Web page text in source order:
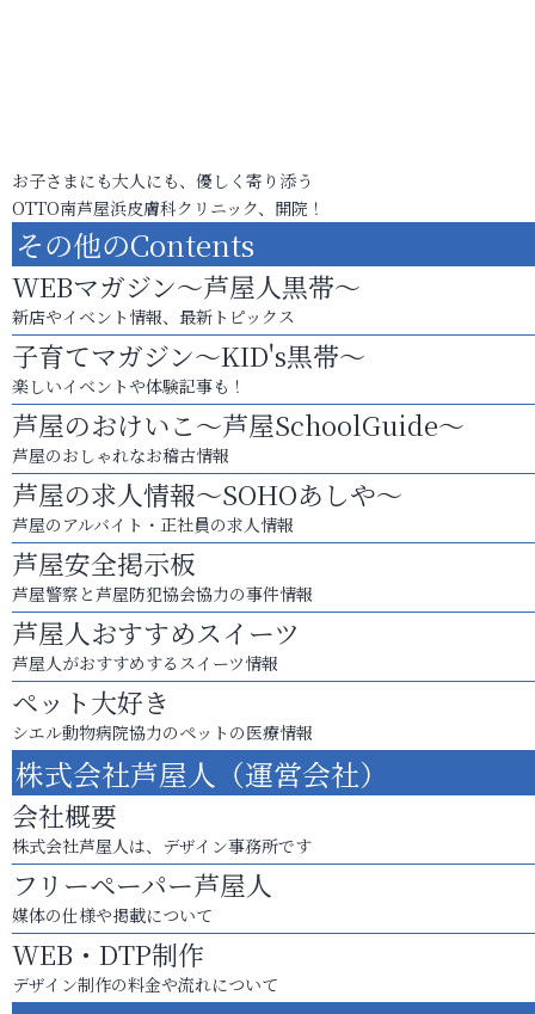
お子さまにも大人にも、優しく寄り添う
OTTO南芦屋浜皮膚科クリニック、開院！
その他のContents
WEBマガジン～芦屋人黒帯～
新店やイベント情報、最新トピックス
子育てマガジン～KID's黒帯～
楽しいイベントや体験記事も！
芦屋のおけいこ～芦屋SchoolGuide～
芦屋のおしゃれなお稽古情報
芦屋の求人情報～SOHOあしや～
芦屋のアルバイト・正社員の求人情報
芦屋安全掲示板
芦屋警察と芦屋防犯協会協力の事件情報
芦屋人おすすめスイーツ
芦屋人がおすすめするスイーツ情報
ペット大好き
シエル動物病院協力のペットの医療情報
株式会社芦屋人（運営会社）
会社概要
株式会社芦屋人は、デザイン事務所です
フリーペーパー芦屋人
媒体の仕様や掲載について
WEB・DTP制作
デザイン制作の料金や流れについて